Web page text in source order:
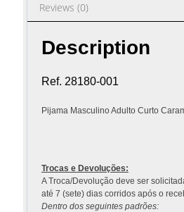
Reviews (0)
Description
Ref. 28180-001
Pijama Masculino Adulto Curto
Trocas e Devoluções:
A Troca/Devolução deve ser
até 7 (sete) dias corridos após o
Dentro dos seguintes padrões: